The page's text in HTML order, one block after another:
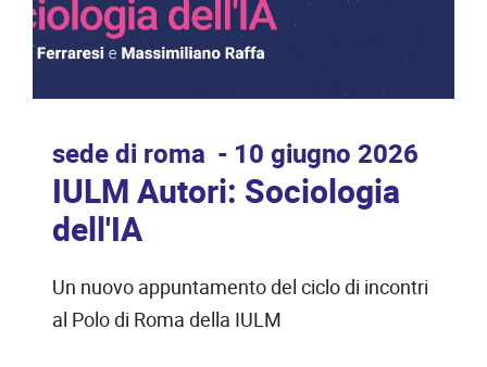
sede di roma 10 giugno 2026
IULM Autori: Sociologia
dell'IA
Un nuovo appuntamento del ciclo di incontri
al Polo di Roma della IULM